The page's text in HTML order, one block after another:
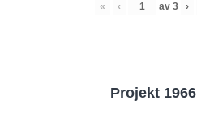
« ‹ av 3 ›
Projekt 1966